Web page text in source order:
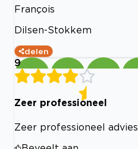
François
Dilsen-Stokkem
delen
9
Zeer professioneel
Zeer professioneel advies.